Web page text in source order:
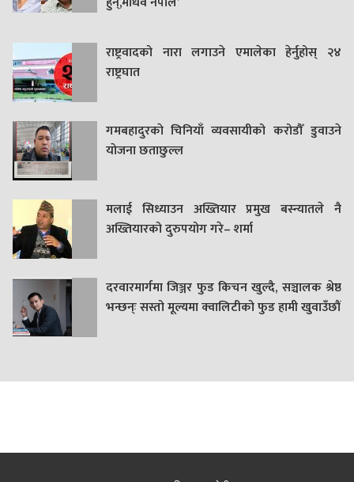
राष्ट्रवादको नारा लगाउने एमालेका हेर्नुहोस् २४
राष्ट्रघात
गमबहादुरकाे चिनियाँ व्यवसायीको करोडौँ डुवाउने
याेजना छताछुल्ल
मलाई सिध्याउन अख्तियार प्रमुख बस्न्यातले नै
अख्तियारको दुरुपयोग गरे– शर्मा
दरवारमार्गमा जिञ्जर फुड किचन खुल्दै, सञ्चालक श्रेष्ठ
भन्छन्ः सस्तो मूल्यमा क्वालिटीको फुड हामी खुवाउँछौं